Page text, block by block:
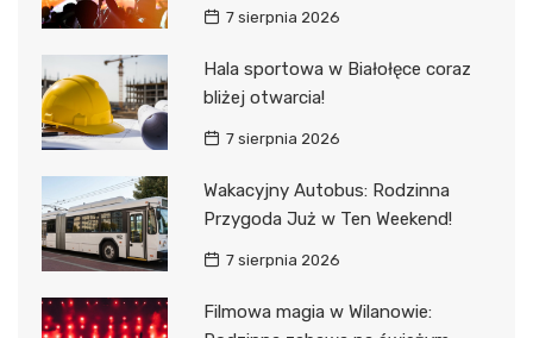
7 sierpnia 2026
Hala sportowa w Białołęce coraz
bliżej otwarcia!
7 sierpnia 2026
Wakacyjny Autobus: Rodzinna
Przygoda Już w Ten Weekend!
7 sierpnia 2026
Filmowa magia w Wilanowie: